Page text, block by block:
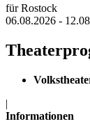
für Rostock
06.08.2026 -
|
Informationen